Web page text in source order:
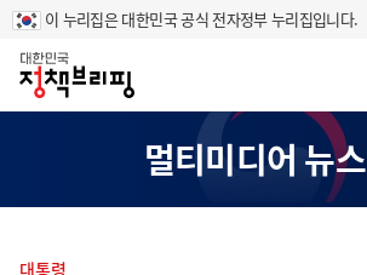
이 누리집은 대한민국 공식 전자정부 누리집입니다.
홈
멀티미디어 뉴스
텐대통령